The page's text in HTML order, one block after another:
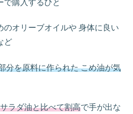
で購入するひと
のオリーブオイルや 身体に良い
ど
分を原料に作られた こめ油が気
サラダ油と比べて割高で手が出な